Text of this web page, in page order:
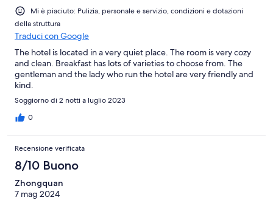
Mi è piaciuto: Pulizia, personale e servizio, condizioni e dotazioni
della struttura
Traduci con Google
The hotel is located in a very quiet place. The room is very cozy
and clean. Breakfast has lots of varieties to choose from. The
gentleman and the lady who run the hotel are very friendly and
kind.
Soggiorno di 2 notti a luglio 2023
0
Recensione verificata
8/10 Buono
Zhongquan
7 mag 2024